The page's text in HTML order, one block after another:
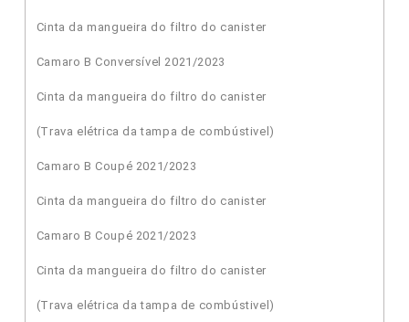
Cinta da mangueira do filtro do canister
Camaro B Conversível 2021/2023
Cinta da mangueira do filtro do canister
(Trava elétrica da tampa de combústivel)
Camaro B Coupé 2021/2023
Cinta da mangueira do filtro do canister
Camaro B Coupé 2021/2023
Cinta da mangueira do filtro do canister
(Trava elétrica da tampa de combústivel)